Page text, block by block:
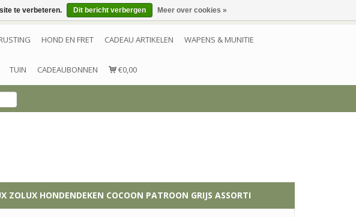
Inloggen Account aanmaken
HOND EN FRET CADEAU ARTIKELEN WAPENS & MUNITIE
TUIN CADEAUBONNEN €0,00
ZOLUX HONDENDEKEN COCOON PATROON GRIJS ASSORTI
te verbeteren. Dit bericht verbergen Meer over cookies »